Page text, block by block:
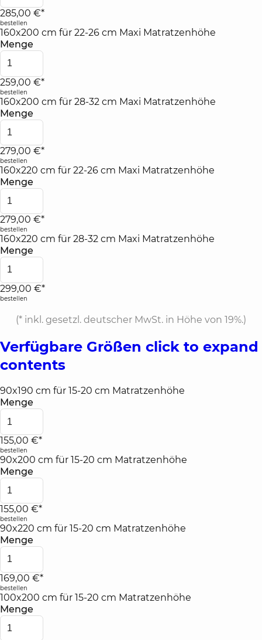
285,00 €*
bestellen
160x200 cm für 22-26 cm Maxi Matratzenhöhe
Menge
259,00 €*
bestellen
160x200 cm für 28-32 cm Maxi Matratzenhöhe
Menge
279,00 €*
bestellen
160x220 cm für 22-26 cm Maxi Matratzenhöhe
Menge
279,00 €*
bestellen
160x220 cm für 28-32 cm Maxi Matratzenhöhe
Menge
299,00 €*
bestellen
(* inkl. gesetzl. deutscher MwSt. in Höhe von 19%.)
Verfügbare Größen click to expand
contents
90x190 cm für 15-20 cm Matratzenhöhe
Menge
155,00 €*
bestellen
90x200 cm für 15-20 cm Matratzenhöhe
Menge
155,00 €*
bestellen
90x220 cm für 15-20 cm Matratzenhöhe
Menge
169,00 €*
bestellen
100x200 cm für 15-20 cm Matratzenhöhe
Menge